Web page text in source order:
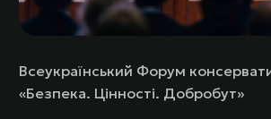
Всеукраїнський Форум
«Безпека. Цінності. Добробут»